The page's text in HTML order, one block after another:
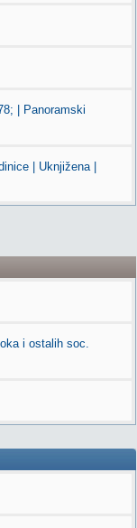
| Panoramski
| Uknjižena |
i ostalih soc.